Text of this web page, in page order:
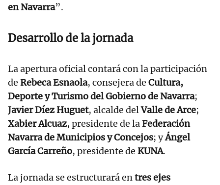
en Navarra”.
Desarrollo de la jornada
La apertura oficial contará con la participación
de Rebeca Esnaola, consejera de Cultura,
Deporte y Turismo del Gobierno de Navarra;
Javier Díez Huguet, alcalde delValle de Arce;
Xabier Alcuaz, presidente de laFederación
Navarra de Municipios y Concejos; yÁngel
García Carreño, presidente de KUNA.
La jornada se estructurará entres ejes